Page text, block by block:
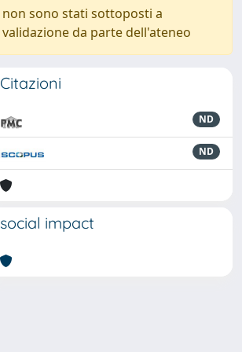
non sono stati sottoposti a
validazione da parte dell'ateneo
Citazioni
ND
ND
social impact